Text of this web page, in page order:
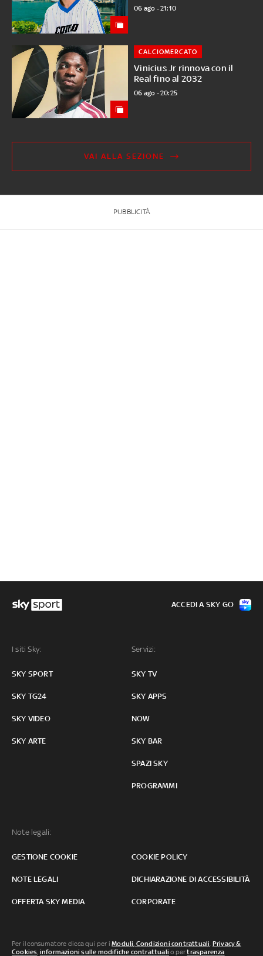
06 ago - 21:10
Vinicius Jr rinnova con il
Real fino al 2032
CALCIOMERCATO
06 ago - 20:25
VAI ALLA SEZIONE
PUBBLICITÀ
I siti Sky:
SKY SPORT
SKY TG24
SKY VIDEO
SKY ARTE
Servizi:
SKY TV
SKY APPS
NOW
SKY BAR
SPAZI SKY
PROGRAMMI
Note legali:
GESTIONE COOKIE COOKIE POLICY
NOTE LEGALI DICHIARAZIONE DI ACCESSIBILITÀ
OFFERTA SKY MEDIA CORPORATE
ACCEDI A SKY GO
Per il consumatore clicca qui per iModuli, Condizioni contrattuali, Privacy &
Cookies, informazioni sulle modifiche contrattuali o pertrasparenza